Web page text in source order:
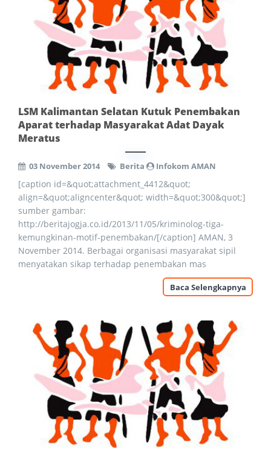
LSM Kalimantan Selatan Kutuk Penembakan
Aparat terhadap Masyarakat Adat Dayak
Meratus
03 November 2014 Berita Infokom AMAN
[caption id=&quot;attachment_4412&quot;
align=&quot;aligncenter&quot; width=&quot;300&quot;]
sumber gambar:
http://beritajogja.co.id/2013/11/05/kriminolog-tiga-
kemungkinan-motif-penembakan/[/caption] AMAN, 3
November 2014. Berbagai organisasi masyarakat sipil
menyatakan sikap terhadap penembakan mas
Baca Selengkapnya